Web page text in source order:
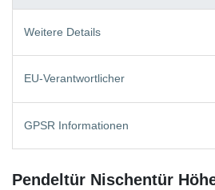
Weitere Details
EU-Verantwortlicher
GPSR Informationen
Pendeltür Nischentür